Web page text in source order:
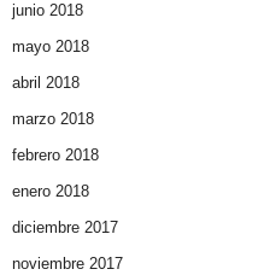
junio 2018
mayo 2018
abril 2018
marzo 2018
febrero 2018
enero 2018
diciembre 2017
noviembre 2017